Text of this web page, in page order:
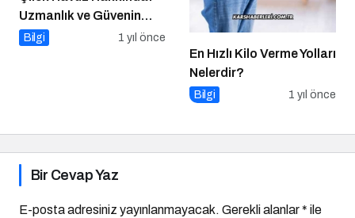
Uzmanlık ve Güvenin
Adresi
Bilgi 1 yıl önce
En Hızlı Kilo Verme Yolları
Nelerdir?
Bilgi 1 yıl önce
Bir Cevap Yaz
E-posta adresiniz yayınlanmayacak. Gerekli alanlar* ile